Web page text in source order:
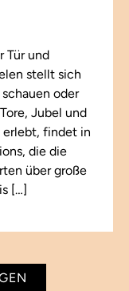
Tür und
stellt sich
oder
Jubel und
erlebt, findet in
die die
über große
[…]